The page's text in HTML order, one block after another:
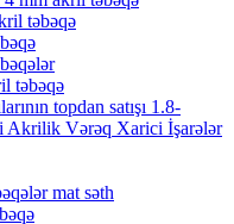
təbəqə
təbəqə
topdan satışı 1.8-
Akrilik Vərəq Xarici İşarələr
mat səth